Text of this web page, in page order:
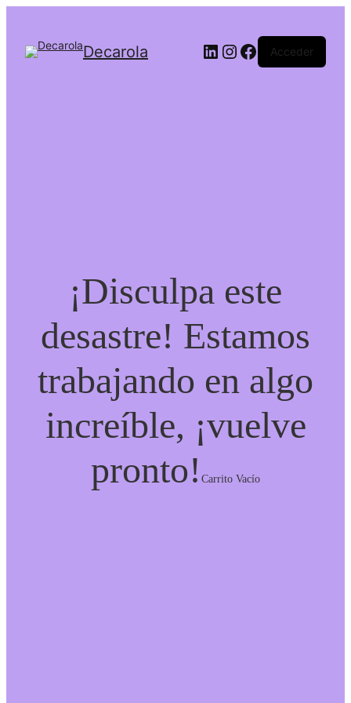
Decarola Acceder
¡Disculpa este
desastre! Estamos
trabajando en algo
increíble, ¡vuelve
pronto!